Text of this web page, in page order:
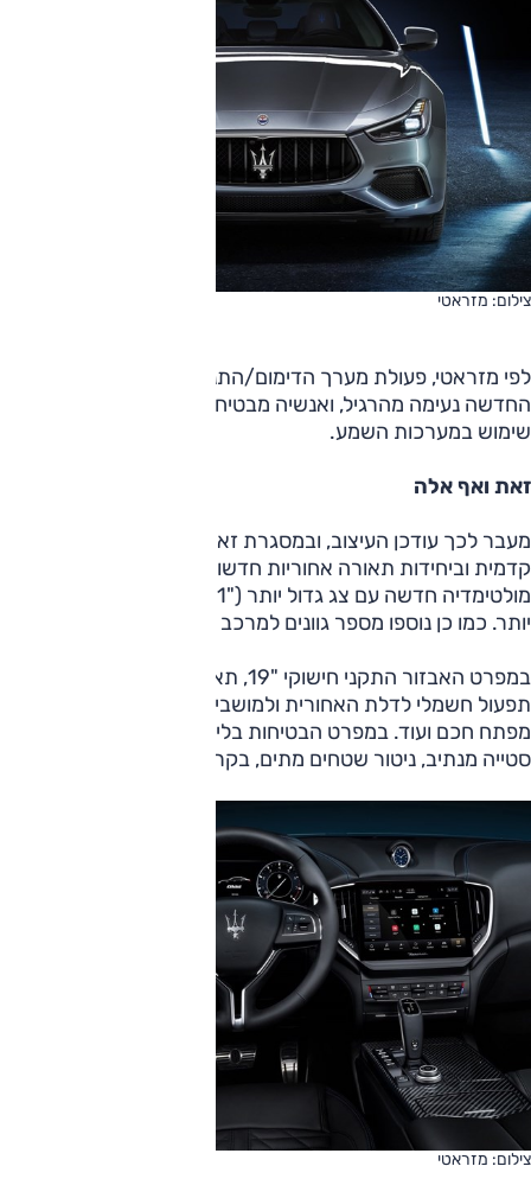
צילום: מזראטי
לפי מזראטי, פעולת מערך הדימום/התנעה ששולבה בגרסה
החדשה נעימה מהרגיל, ואנשיה מבטיחים צליל ספורטיבי ללא
שימוש במערכות השמע.
זאת ואף אלה
מעבר לכך עודכן העיצוב, ובמסגרת זאת צוידה גיבלי בשבכה
קדמית וביחידות תאורה אחוריות חדשות. בסביבת הנהג,
יותר. כמו כן נוספו מספר גוונים למרכב ולפנים הרכב.
במפרט האבזור התקני חישוקי "19, תאורת קסנון, גג זכוכית,
תפעול חשמלי לדלת האחורית ולמושבים הקדמיים, ריפוד עור,
מפתח חכם ועוד. במפרט הבטיחות בלימה אוטונומית, התרעת
סטייה מנתיב, ניטור שטחים מתים, בקרת שיוט אדפטיבית.
צילום: מזראטי